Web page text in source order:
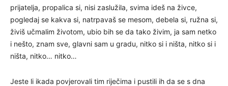
prijatelja, propalica si, nisi zaslužila, svima ideš na živce,
pogledaj se kakva si, natrpavaš se mesom, debela si, ružna si,
živiš učmalim životom, ubio bih se da tako živim, ja sam netko
i nešto, znam sve, glavni sam u gradu, nitko si i ništa, nitko si i
ništa, nitko… nitko…
Jeste li ikada povjerovali tim riječima i pustili ih da se s dna